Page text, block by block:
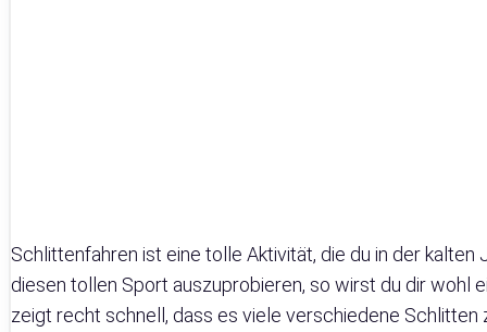
Schlittenfahren ist eine tolle Aktivität, die du in der
diesen tollen Sport auszuprobieren, so wirst du dir wohl
zeigt recht schnell, dass es viele verschiedene Schlitten